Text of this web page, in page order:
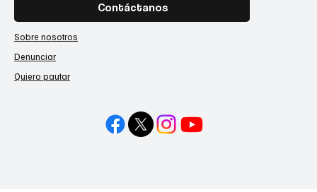
Contáctanos
Sobre nosotros
Denunciar
Quiero pautar